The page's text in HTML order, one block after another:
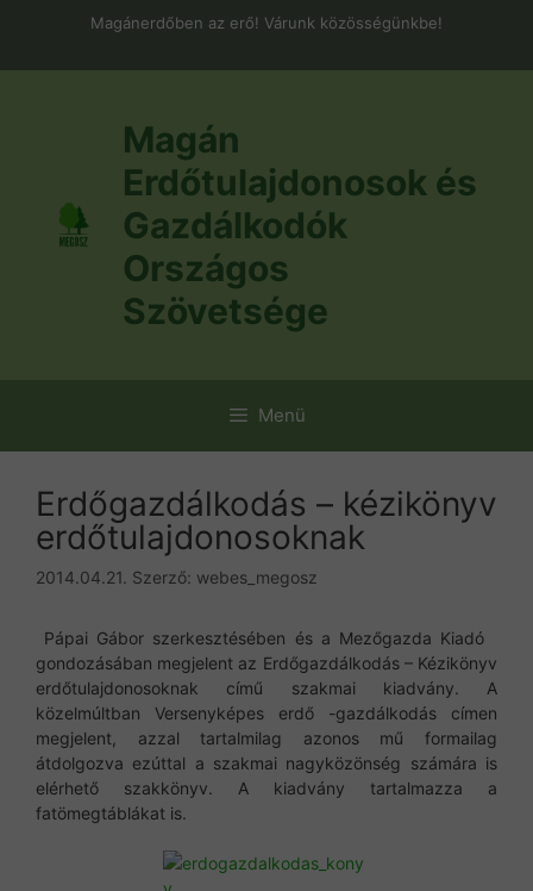
Magánerdőben az erő! Várunk közösségünkbe!
Magán
Erdőtulajdonosok és
Gazdálkodók
Országos
Szövetsége
Menü
Erdőgazdálkodás – kézikönyv
erdőtulajdonosoknak
2014.04.21. Szerző: webes_megosz
Pápai Gábor szerkesztésében és a Mezőgazda Kiadó
gondozásában megjelent az Erdőgazdálkodás – Kézikönyv
erdőtulajdonosoknak című szakmai kiadvány. A
közelmúltban Versenyképes erdő -gazdálkodás címen
megjelent, azzal tartalmilag azonos mű formailag
átdolgozva ezúttal a szakmai nagyközönség számára is
elérhető szakkönyv. A kiadvány tartalmazza a
fatömegtáblákat is.